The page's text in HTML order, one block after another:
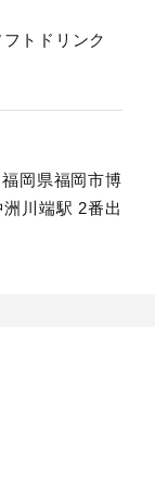
トドリンク
岡県福岡市博
川端駅 2番出